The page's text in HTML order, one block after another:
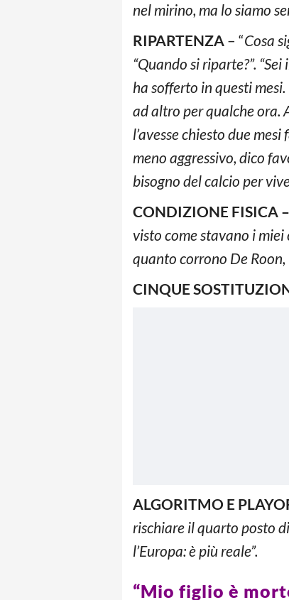
nel mirino, ma lo siamo
RIPARTENZA – “Cosa
“Quando si riparte?”.
ha sofferto in questi
ad altro per qualche ora.
l’avesse chiesto due
meno aggressivo, dico
bisogno del calcio per
CONDIZIONE FISICA –
visto come stavano i
quanto corrono De Roon,
CINQUE
ALGORITMO E
rischiare il quarto posto
l’Europa: è più reale”.
“Mio figlio è